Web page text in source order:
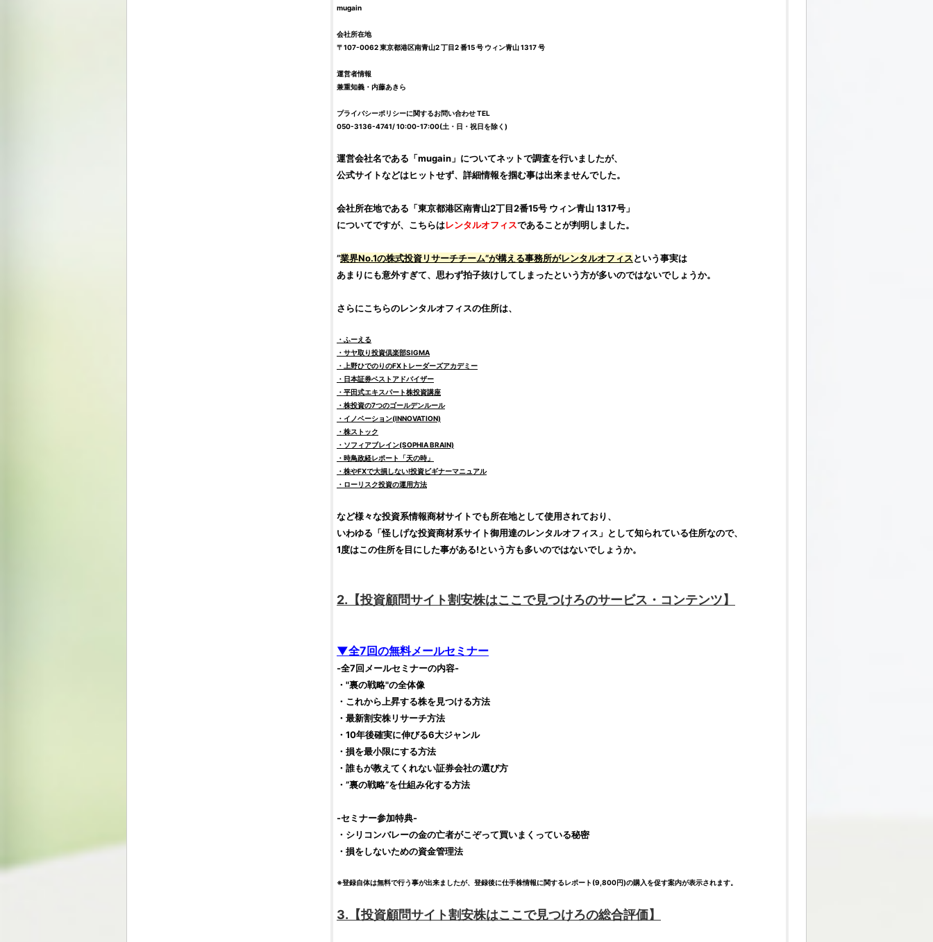
mugain
会社所在地
〒107-0062東京都港区南青山2 丁目2 番15 号 ウィン青山 1317 号
運営者情報
兼重知義・ 内藤あきら
プライバシーポリシーに関するお問い合わせ TEL
050-3136-4741/ 10:00-17:00(土・日・祝日を除く)
運営会社名である「mugain 」についてネットで調査を行いましたが、
公式サイトなどはヒットせず、詳細情報を掴む事は出来ませんでした。
会社所在地である「東京都港区南青山2丁目2番15号 ウィン青山 1317号 」
についてですが、こちらはレンタルオフィスであることが判明しました。
”業界No.1の株式投資リサーチチーム”が構える事務所がレンタルオフィスという事実は
あまりにも意外すぎて、思わず拍子抜けしてしまったという方が多いのではないでしょうか。
さらにこちらのレンタルオフィスの住所は、
・ふーえる
・サヤ取り投資倶楽部SIGMA
・上野ひでのりのFX トレーダーズアカデミー
・日本証券ベストアドバイザー
・平田式エキスパート株投資講座
・ 株投資の7つのゴールデンルール
・イノベーション(INNOVATION)
・ 株ストック
・ソフィアブレイン(SOPHIA BRAIN)
・時鳥政経レポート「天の時」
・ 株やFXで大損しない!投資ビギナーマニュアル
・ローリスク投資の運用方法
など様々な投資系情報商材サイトでも所在地として使用されており、
いわゆる「怪しげな投資商材系サイト御用達のレンタルオフィス」として知られている住所なので、
1度はこの住所を目にした事がある!という方も多いのではないでしょうか。
2.【投資顧問サイト割安株はここで見つけろのサービス・コンテンツ】
▼全7回の無料メールセミナー
-全7回メールセミナーの内容-
・"裏の戦略"の全体像
・これから上昇する株を見つける方法
・最新割安株リサーチ方法
・10年後確実に伸びる6大ジャンル
・損を最小限にする方法
・誰もが教えてくれない証券会社の選び方
・”裏の戦略”を仕組み化する方法
-セミナー参加特典-
・シリコンバレーの金の亡者がこぞって買いまくっている秘密
・損をしないための資金管理法
※登録自体は無料で行う事が出来ましたが、登録後に仕手株情報に関するレポート(9,800円)の購入を促す案内が表示されます。
3.【投資顧問サイト割安株はここで見つけろの総合評価】